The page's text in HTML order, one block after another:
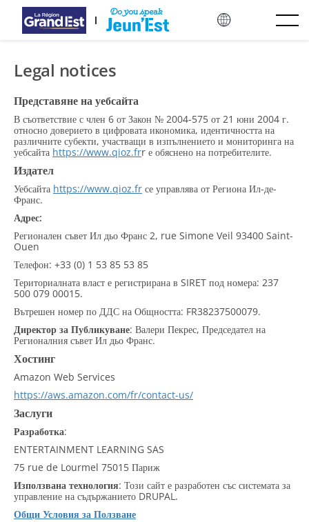
Overslaan naar hoofdinhoud
Legal notices
Представяне на уебсайта
В съответствие с член 6 от Закон № 2004-575 от 21 юни 2004 г.
относно доверието в цифровата икономика, идентичността на
различните субекти, участващи в изпълнението и мониторинга на
уебсайта https://www.qioz.frr е обяснено на потребителите.
Издател
Уебсайта https://www.qioz.fr се управлява от Региона Ил-де-
Франс.
Адрес:
Регионален съвет Ил дьо Франс 2, rue Simone Veil 93400 Saint-
Ouen
Телефон: +33 (0) 1 53 85 53 85
Териториалната власт е регистрирана в SIRET под номера: 237
500 079 00015.
Вътрешен номер по ДДС на Общността: FR38237500079.
Директор за Публикуване: Валери Пекрес, Председател на
Регионалния съвет Ил дьо Франс.
Хостинг
Amazon Web Services
https://aws.amazon.com/fr/contact-us/
Заслуги
Разработка:
ENTERTAINMENT LEARNING SAS
75 rue de Lourmel 75015 Париж
Използвана технология: Този сайт е разработен със системата за
управление на съдържанието DRUPAL.
Общи Условия за Ползване